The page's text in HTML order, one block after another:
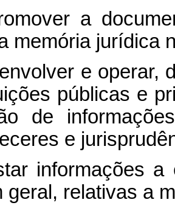
a
memória jurídica
e operar,
públicas e
de
e
informações a
geral, relativas a